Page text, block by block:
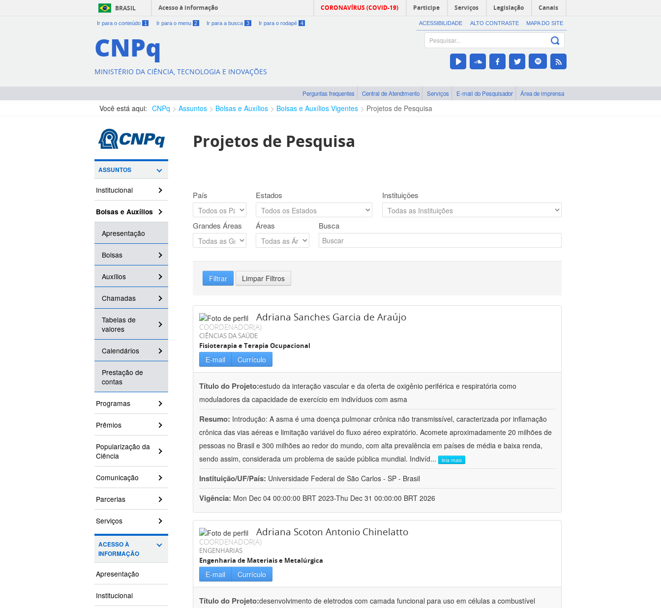
BRASIL Acesso à informação CORONAVÍRUS (COVID-19) Participe Serviços Legislação Canais
Ir para o conteúdo 1 Ir para o menu 2 Ir para a busca 3 Ir para o rodapé 4 ACESSIBILIDADE ALTO CONTRASTE MAPA DO SITE
CNPq
MINISTÉRIO DA CIÊNCIA, TECNOLOGIA E INOVAÇÕES
Perguntas frequentes Central de Atendimento Serviços E-mail do Pesquisador Área de imprensa
Você está aqui: CNPq Assuntos Bolsas e Auxílios Bolsas e Auxílios Vigentes Projetos de Pesquisa
ASSUNTOS
Institucional
Bolsas e Auxílios
Apresentação
Bolsas
Auxílios
Chamadas
Tabelas de
valores
Calendários
Prestação de
contas
Programas
Prêmios
Popularização da
Ciência
Comunicação
Parcerias
Serviços
ACESSO À
INFORMAÇÃO
Apresentação
Institucional
Projetos de Pesquisa
País Estados Instituições
Grandes Áreas Áreas Busca
Filtrar Limpar Filtros
Adriana Sanches Garcia de Araújo
COORDENADOR(A)
CIÊNCIAS DA SAÚDE
Fisioterapia e Terapia Ocupacional
E-mail Currículo
Título do Projeto:estudo da interação vascular e da oferta de oxigênio periférica e respiratória como
moduladores da capacidade de exercício em indivíduos com asma
Resumo: Introdução: A asma é uma doença pulmonar crônica não transmissível, caracterizada por inflamação
crônica das vias aéreas e limitação variável do fluxo aéreo expiratório. Acomete aproximadamente 20 milhões de
pessoas no Brasil e 300 milhões ao redor do mundo, com alta prevalência em países de média e baixa renda,
sendo assim, considerada um problema de saúde pública mundial. Indivíd... leia mais
Instituição/UF/País: Universidade Federal de São Carlos - SP - Brasil
Vigência: Mon Dec 04 00:00:00 BRT 2023-Thu Dec 31 00:00:00 BRT 2026
Adriana Scoton Antonio Chinelatto
COORDENADOR(A)
ENGENHARIAS
Engenharia de Materiais e Metalúrgica
E-mail Currículo
Título do Projeto:desenvolvimento de eletrodos com camada funcional para uso em células a combustível